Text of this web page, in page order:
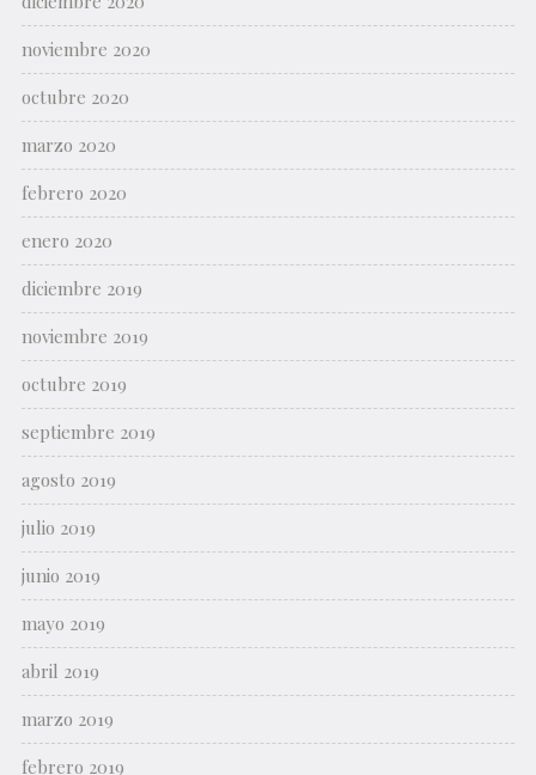
noviembre 2020
octubre 2020
marzo 2020
febrero 2020
enero 2020
diciembre 2019
noviembre 2019
octubre 2019
septiembre 2019
agosto 2019
julio 2019
junio 2019
mayo 2019
abril 2019
marzo 2019
febrero 2019